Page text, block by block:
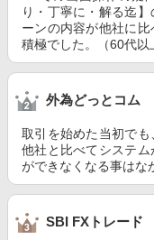
り・丁寧に・解る迄
ーンの内容が他社に
積極でした。（60代以
外為どっとコム
取引を始めた当初で
他社と比べてシステム
ができなくなる事はな
SBI FXトレード